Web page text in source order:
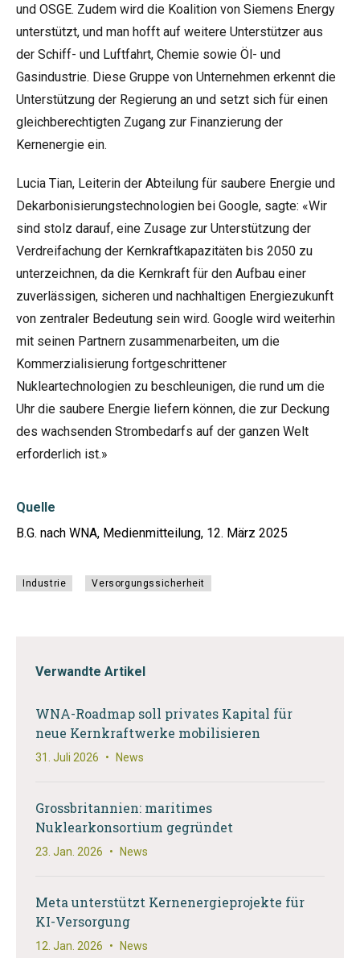
und OSGE. Zudem wird die Koalition von Siemens Energy
unterstützt, und man hofft auf weitere Unterstützer aus
der Schiff- und Luftfahrt, Chemie sowie Öl- und
Gasindustrie. Diese Gruppe von Unternehmen erkennt die
Unterstützung der Regierung an und setzt sich für einen
gleichberechtigten Zugang zur Finanzierung der
Kernenergie ein.
Lucia Tian, Leiterin der Abteilung für saubere Energie und
Dekarbonisierungstechnologien bei Google, sagte: «Wir
sind stolz darauf, eine Zusage zur Unterstützung der
Verdreifachung der Kernkraftkapazitäten bis 2050 zu
unterzeichnen, da die Kernkraft für den Aufbau einer
zuverlässigen, sicheren und nachhaltigen Energiezukunft
von zentraler Bedeutung sein wird. Google wird weiterhin
mit seinen Partnern zusammenarbeiten, um die
Kommerzialisierung fortgeschrittener
Nukleartechnologien zu beschleunigen, die rund um die
Uhr die saubere Energie liefern können, die zur Deckung
des wachsenden Strombedarfs auf der ganzen Welt
erforderlich ist.»
Quelle
B.G. nach WNA, Medienmitteilung, 12. März 2025
Industrie Versorgungssicherheit
Verwandte Artikel
WNA-Roadmap soll privates Kapital für
neue Kernkraftwerke mobilisieren
31. Juli 2026 • News
Grossbritannien: maritimes
Nuklearkonsortium gegründet
23. Jan. 2026 • News
Meta unterstützt Kernenergieprojekte für
KI-Versorgung
12. Jan. 2026 • News